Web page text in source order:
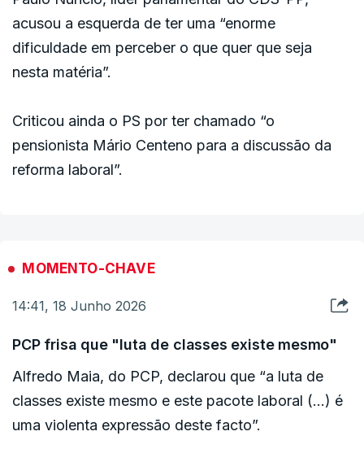
acusou a esquerda de ter uma “enorme
dificuldade em perceber o que quer que seja
nesta matéria”.
Criticou ainda o PS por ter chamado “o
pensionista Mário Centeno para a discussão da
reforma laboral”.
MOMENTO-CHAVE
14:41, 18 Junho 2026
PCP frisa que "luta de classes existe mesmo"
Alfredo Maia, do PCP, declarou que “a luta de
classes existe mesmo e este pacote laboral (…) é
uma violenta expressão deste facto”.